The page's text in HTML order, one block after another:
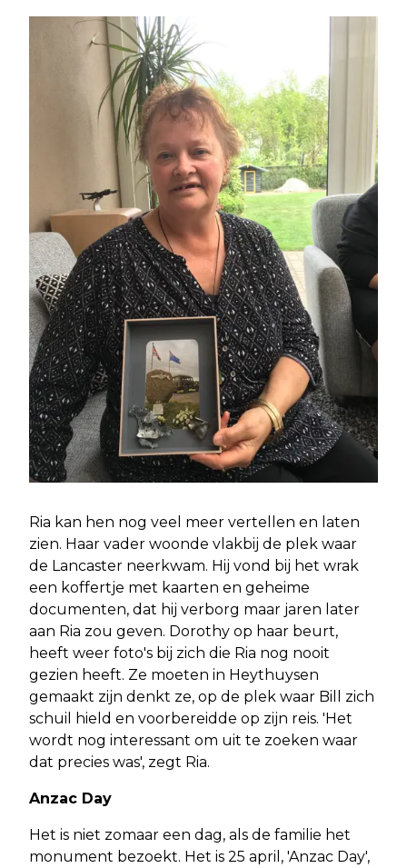
Ria kan hen nog veel meer vertellen en laten
zien. Haar vader woonde vlakbij de plek waar
de Lancaster neerkwam. Hij vond bij het wrak
een koffertje met kaarten en geheime
documenten, dat hij verborg maar jaren later
aan Ria zou geven. Dorothy op haar beurt,
heeft weer foto's bij zich die Ria nog nooit
gezien heeft. Ze moeten in Heythuysen
gemaakt zijn denkt ze, op de plek waar Bill zich
schuil hield en voorbereidde op zijn reis. 'Het
wordt nog interessant om uit te zoeken waar
dat precies was', zegt Ria.
Anzac Day
Het is niet zomaar een dag, als de familie het
monument bezoekt. Het is 25 april, 'Anzac Day',